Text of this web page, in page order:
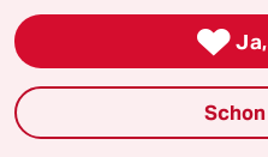
6 Streit um Rente
Passgenauer
